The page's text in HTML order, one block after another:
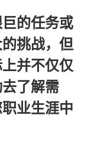
的任务或
挑战，但
并不仅仅
了解需
业生涯中